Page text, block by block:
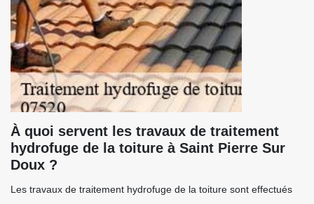
À quoi servent les travaux de traitement
hydrofuge de la toiture à Saint Pierre Sur
Doux ?
Les travaux de traitement hydrofuge de la toiture sont effectués